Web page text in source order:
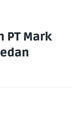
PT Mark